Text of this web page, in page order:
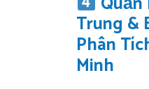
Trung &
Phân
Minh